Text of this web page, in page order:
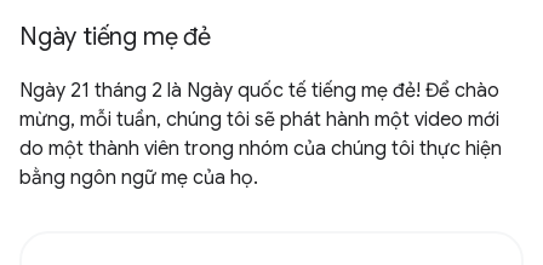
Ngày tiếng mẹ đẻ
Ngày 21 tháng 2 là Ngày quốc tế tiếng mẹ đẻ! Để chào
mừng, mỗi tuần, chúng tôi sẽ phát hành một video mới
do một thành viên trong nhóm của chúng tôi thực hiện
bằng ngôn ngữ mẹ của họ.